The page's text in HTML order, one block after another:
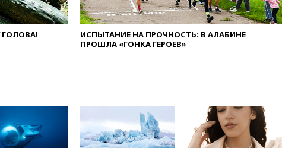
вчера, 18:25ТАСС: Уиткофф и
Кушнер могут вскоре посетить
Москву и Киев
вчера, 17:43
суда на пост президента
авантюра Германии ставит под
угрозу европейскую зиму»
вчера, 16:16Беспилотник
ГОЛОВА!
ИСПЫТАНИЕ НА ПРОЧНОСТЬ: В АЛАБИНЕ
ПРОШЛА «ГОНКА ГЕРОЕВ»